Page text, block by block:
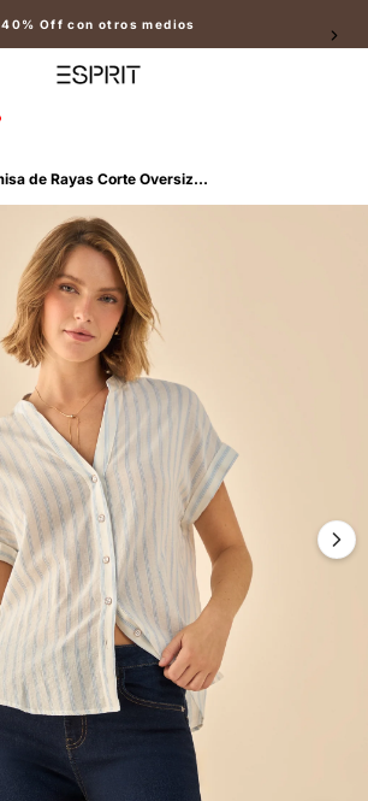
40% Off con otros medios
Camisa de Rayas Corte Oversized - Blanco